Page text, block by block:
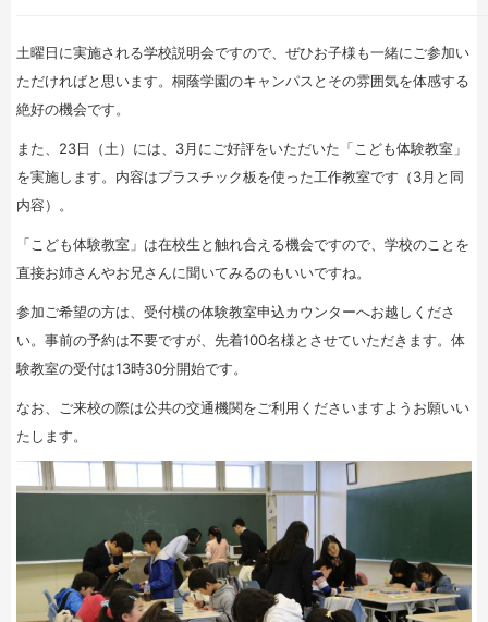
土曜日に実施される学校説明会ですので、ぜひお子様も一緒にご参加い
ただければと思います。桐蔭学園のキャンパスとその雰囲気を体感する
絶好の機会です。
また、23日（土）には、3月にご好評をいただいた「こども体験教室」
を実施します。内容はプラスチック板を使った工作教室です（3月と同
内容）。
「こども体験教室」は在校生と触れ合える機会ですので、学校のことを
直接お姉さんやお兄さんに聞いてみるのもいいですね。
参加ご希望の方は、受付横の体験教室申込カウンターへお越しくださ
い。事前の予約は不要ですが、先着100名様とさせていただきます。体
験教室の受付は13時30分開始です。
なお、ご来校の際は公共の交通機関をご利用くださいますようお願いい
たします。